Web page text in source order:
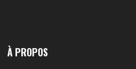
À PROPOS